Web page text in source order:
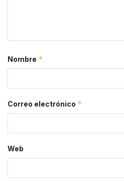
Nombre *
Correo electrónico *
Web